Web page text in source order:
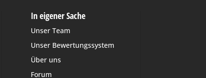
In eigener Sache
Unser Team
Unser Bewertungssystem
Über uns
Forum